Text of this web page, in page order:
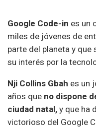
Google Code-in es un
miles de jóvenes de
parte del planeta y
su interés por la
Nji Collins Gbah es un
años que no dispone
ciudad natal, y que ha
victorioso del Google